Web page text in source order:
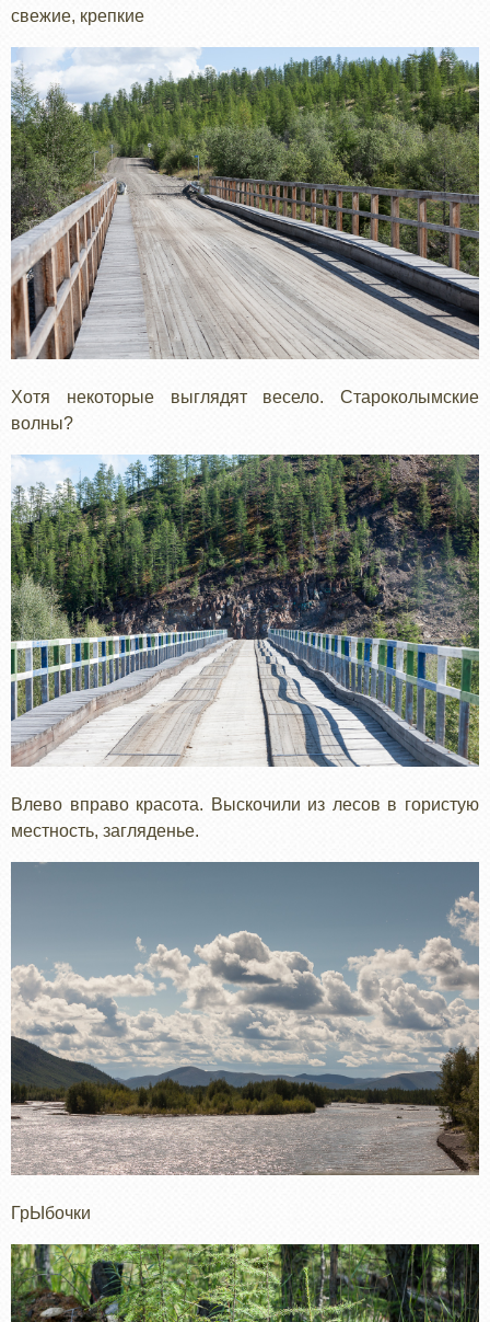
свежие, крепкие
Хотя некоторые выглядят весело. Староколымские
волны?
Влево вправо красота. Выскочили из лесов в гористую
местность, загляденье.
ГрЫбочки